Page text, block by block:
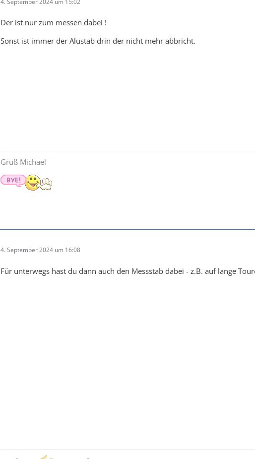
4. September 2024 um 15:02
Der ist nur zum messen dabei !
Sonst ist immer der Alustab drin der nicht mehr abbricht.
Gruß Michael
4. September 2024 um 16:08
Für unterwegs hast du dann auch den Messstab dabei - z.B. auf lange